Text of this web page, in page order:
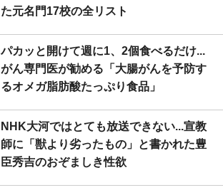
た元名門17校の全リスト
パカッと開けて週に1、2個食べるだけ...
がん専門医が勧める「大腸がんを予防す
るオメガ脂肪酸たっぷり食品」
NHK大河ではとても放送できない...宣教
師に「獣より劣ったもの」と書かれた豊
臣秀吉のおぞましき性欲